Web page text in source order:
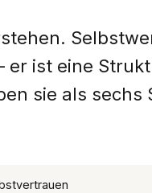
ist eine
sie als sechs